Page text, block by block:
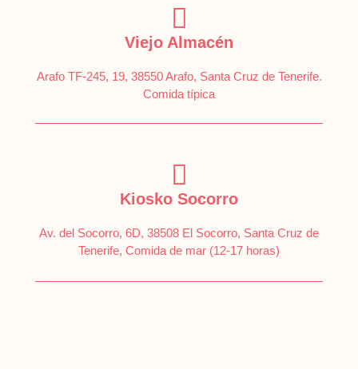
Viejo Almacén
Arafo TF-245, 19, 38550 Arafo, Santa Cruz de Tenerife.
Comida típica
Kiosko Socorro
Av. del Socorro, 6D, 38508 El Socorro, Santa Cruz de
Tenerife, Comida de mar (12-17 horas)